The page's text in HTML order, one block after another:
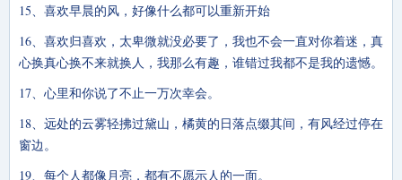
15、喜欢早晨的风，好像什么都可以重新开始
16、喜欢归喜欢，太卑微就没必要了，我也不会一直对你着迷，真
心换真心换不来就换人，我那么有趣，谁错过我都不是我的遗憾。
17、心里和你说了不止一万次幸会。
18、远处的云雾轻拂过黛山，橘黄的日落点缀其间，有风经过停在
窗边。
19、每个人都像月亮，都有不愿示人的一面。